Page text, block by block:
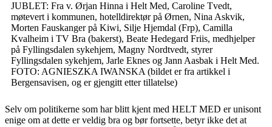
JUBLET: Fra v. Ørjan Hinna i Helt Med, Caroline Tvedt,
møtevert i kommunen, hotelldirektør på Ørnen, Nina Askvik,
Morten Fauskanger på Kiwi, Silje Hjemdal (Frp), Camilla
Kvalheim i TV Bra (bakerst), Beate Hedegard Friis, medhjelper
på Fyllingsdalen sykehjem, Magny Nordtvedt, styrer
Fyllingsdalen sykehjem, Jarle Eknes og Jann Aasbak i Helt Med.
FOTO: AGNIESZKA IWANSKA (bildet er fra artikkel i
Bergensavisen, og er gjengitt etter tillatelse)
Selv om politikerne som har blitt kjent med HELT MED er unisont
enige om at dette er veldig bra og bør fortsette, betyr ikke det at